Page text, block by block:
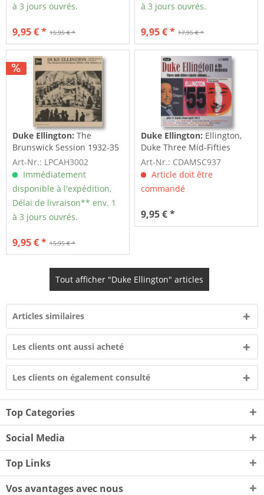
à 3 jours ouvrés.
15,95 € *
9,95 € *
à 3 jours ouvrés.
17,95 € *
9,95 € *
Duke Ellington: The
Brunswick Session 1932-35
Vol.2 (LP)
Art-Nr.: LPCAH3002
Immédiatement
disponible à l'expédition,
Délai de livraison** env. 1
à 3 jours ouvrés.
15,95 € *
9,95 € *
Duke Ellington: Ellington,
Duke Three Mid-Fifties
Classic...
Art-Nr.: CDAMSC937
Article doit être
commandé
9,95 € *
Tout afficher "Duke Ellington" articles
Articles similaires
Les clients ont aussi acheté
Les clients on également consulté
Top Categories
Social Media
Top Links
Vos avantages avec nous